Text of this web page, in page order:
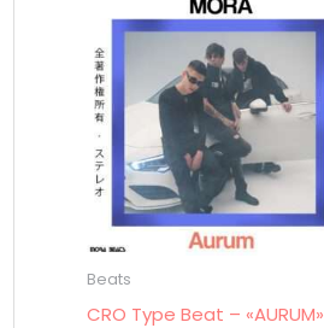
Beats
CRO Type Beat – «AURUM»